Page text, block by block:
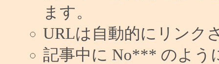
ます。
URLは自動的にリンク
記事中に No*** のよう